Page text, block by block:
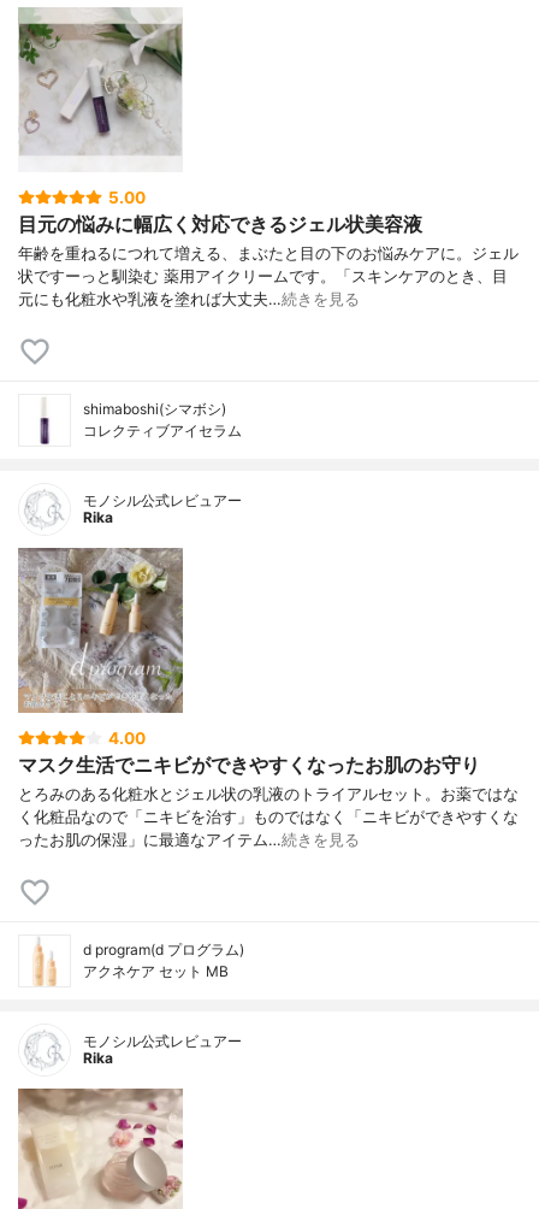
5.00
目元の悩みに幅広く対応できるジェル状美容液
年齢を重ねるにつれて増える、まぶたと目の下のお悩みケアに。ジェル
状ですーっと馴染む 薬用アイクリームです。「スキンケアのとき、目
元にも化粧水や乳液を塗れば大丈夫…続きを見る
shimaboshi(シマボシ)
コレクティブアイセラム
モノシル公式レビュアー
Rika
4.00
マスク生活でニキビができやすくなったお肌のお守り
とろみのある化粧水とジェル状の乳液のトライアルセット。お薬ではな
く化粧品なので「ニキビを治す」ものではなく「ニキビができやすくな
ったお肌の保湿」に最適なアイテム…続きを見る
d program(d プログラム)
アクネケア セット MB
モノシル公式レビュアー
Rika